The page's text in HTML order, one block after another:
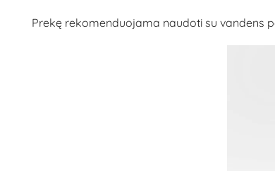
Prekę rekomenduojama naudoti su vandens